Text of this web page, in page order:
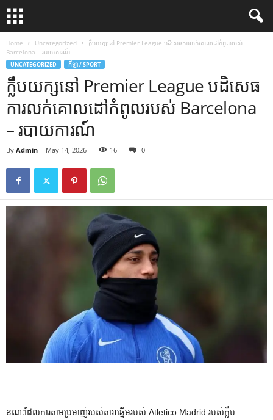
Home Uncategorized
ក្លឹបយក្សនៅ Premier League បដិសេធការលក់គោលដៅកំពូលរបស់
Barcelona – របាយការណ៍
UNCATEGORIZED កីឡា / SPORT
ក្លឹបយក្សនៅ Premier League បដិសេធ
ការលក់គោលដៅកំពូលរបស់ Barcelona
– របាយការណ៍
By Admin - May 14, 2026 16 0
ខណៈដែលការតាមប្រមាញ់របស់តារាឆ្នើមរបស់ Atletico Madrid របស់ក្លឹប